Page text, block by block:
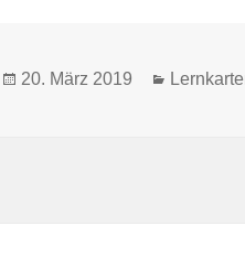
Veröffentlicht
20. März 2019